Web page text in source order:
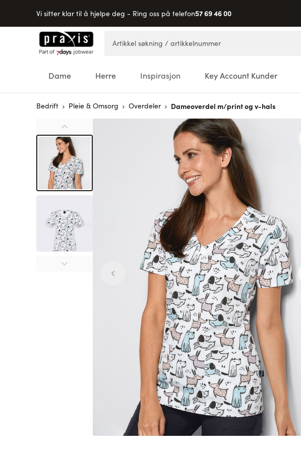
Vi sitter klar til å hjelpe deg - Ring oss på telefon57 69 46 00
Hopp til innhold
Dame Herre Inspirasjon Key Account Kunder
Bedrift Pleie & Omsorg Overdeler Dameoverdel m/print og v-hals